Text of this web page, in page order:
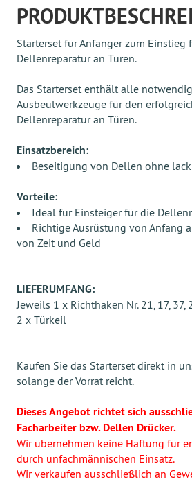
Starterset für Anfänger zum Einstieg
Dellenreparatur an Türen.
Das Starterset enthält alle
Ausbeulwerkzeuge für den
Dellenreparatur an Türen.
Einsatzbereich:
Beseitigung von Dellen ohne
Vorteile:
Ideal für Einsteiger für die
Richtige Ausrüstung von Anfang
von Zeit und Geld
LIEFERUMFANG:
Jeweils 1 x Richthaken Nr. 21, 17, 37,
2 x Türkeil
Kaufen Sie das Starterset direkt in
solange der Vorrat reicht.
Dieses Angebot richtet sich
Facharbeiter bzw. Dellen Drücker.
Wir übernehmen keine Haftung für
durch unfachmännischen Einsatz.
Wir verkaufen ausschließlich an